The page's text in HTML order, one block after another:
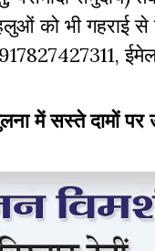
को भी गहराई
में सस्ते दामों